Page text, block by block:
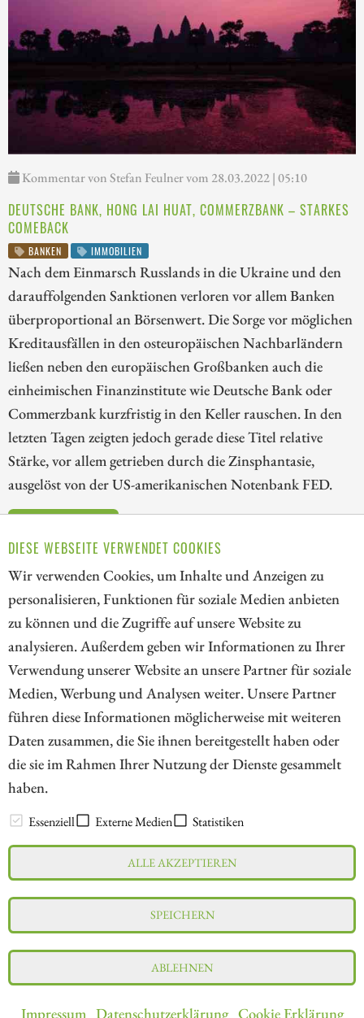
DIESE WEBSEITE VERWENDET COOKIES
Wir verwenden Cookies, um Inhalte und Anzeigen zu
personalisieren, Funktionen für soziale Medien anbieten
zu können und die Zugriffe auf unsere Website zu
analysieren. Außerdem geben wir Informationen zu Ihrer
Verwendung unserer Website an unsere Partner für soziale
Medien, Werbung und Analysen weiter. Unsere Partner
führen diese Informationen möglicherweise mit weiteren
Daten zusammen, die Sie ihnen bereitgestellt haben oder
die sie im Rahmen Ihrer Nutzung der Dienste gesammelt
haben.
Essenziell Externe Medien Statistiken
ALLE AKZEPTIEREN
SPEICHERN
ABLEHNEN
Impressum Datenschutzerklärung Cookie Erklärung
Kommentar von Stefan Feulner vom 28.03.2022 | 05:10
DEUTSCHE BANK, HONG LAI HUAT, COMMERZBANK – STARKES
COMEBACK
BANKEN IMMOBILIEN
Nach dem Einmarsch Russlands in die Ukraine und den
darauffolgenden Sanktionen verloren vor allem Banken
überproportional an Börsenwert. Die Sorge vor möglichen
Kreditausfällen in den osteuropäischen Nachbarländern
ließen neben den europäischen Großbanken auch die
einheimischen Finanzinstitute wie Deutsche Bank oder
Commerzbank kurzfristig in den Keller rauschen. In den
letzten Tagen zeigten jedoch gerade diese Titel relative
Stärke, vor allem getrieben durch die Zinsphantasie,
ausgelöst von der US-amerikanischen Notenbank FED.
91 178 179 180 181 182
184
// kapitalerhoehungen.de - © 2026 - Die Informationsplattform für
Investoren und Unternehmen rund um Kapitalerhöhung, Kapitalmarkt
und Unternehmensfinanzierung
LEXIKON
Impressum
Datenschutz
Interessenskonflikt & Risikohinweis
Nutzungsbedingungen
Cookie-Einstellungen